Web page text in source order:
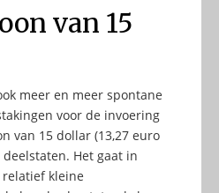
van 15
meer en meer spontane
voor de invoering
van 15 dollar (13,27 euro
Het gaat in
kleine